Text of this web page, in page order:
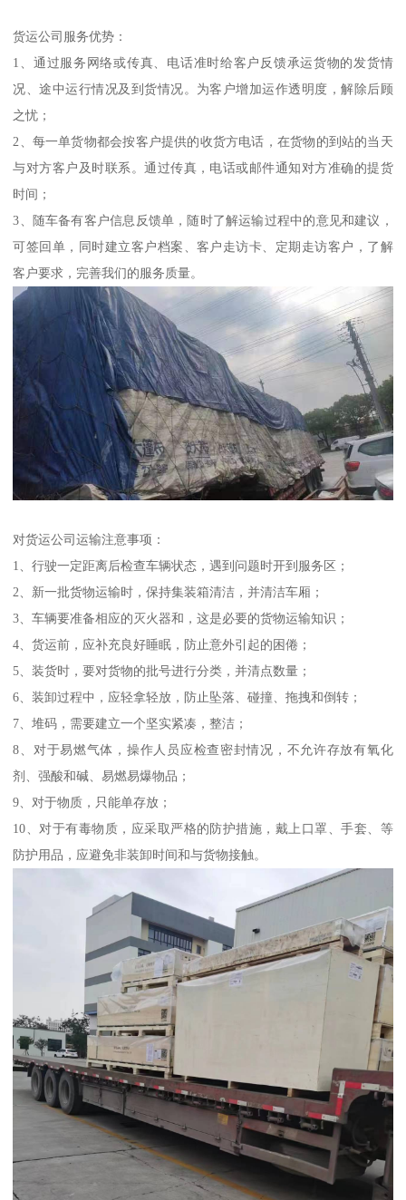
货运公司服务优势：
1、通过服务网络或传真、电话准时给客户反馈承运货物的发货情
况、途中运行情况及到货情况。为客户增加运作透明度，解除后顾
之忧；
2、每一单货物都会按客户提供的收货方电话，在货物的到站的当天
与对方客户及时联系。通过传真，电话或邮件通知对方准确的提货
时间；
3、随车备有客户信息反馈单，随时了解运输过程中的意见和建议，
可签回单，同时建立客户档案、客户走访卡、定期走访客户，了解
客户要求，完善我们的服务质量。
对货运公司运输注意事项：
1、行驶一定距离后检查车辆状态，遇到问题时开到服务区；
2、新一批货物运输时，保持集装箱清洁，并清洁车厢；
3、车辆要准备相应的灭火器和，这是必要的货物运输知识；
4、货运前，应补充良好睡眠，防止意外引起的困倦；
5、装货时，要对货物的批号进行分类，并清点数量；
6、装卸过程中，应轻拿轻放，防止坠落、碰撞、拖拽和倒转；
7、堆码，需要建立一个坚实紧凑，整洁；
8、对于易燃气体，操作人员应检查密封情况，不允许存放有氧化
剂、强酸和碱、易燃易爆物品；
9、对于物质，只能单存放；
10、对于有毒物质，应采取严格的防护措施，戴上口罩、手套、等
防护用品，应避免非装卸时间和与货物接触。